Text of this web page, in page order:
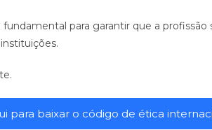
para garantir que a profissão
para baixar o código de ética